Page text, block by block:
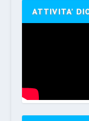
ATTIVITA’